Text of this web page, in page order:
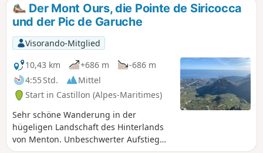
Der Mont Ours, die Pointe de Siricocca
und der Pic de Garuche
Visorando-Mitglied
10,43 km
+686 m
-686 m
4:55 Std.
Mittel
Start in Castillon (Alpes-Maritimes)
Sehr schöne Wanderung in der
hügeligen Landschaft des Hinterlands
von Menton. Unbeschwerter Aufstieg